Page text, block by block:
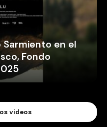
en el
Fondo
videos